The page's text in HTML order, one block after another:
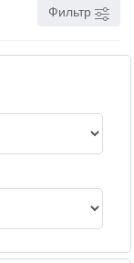
Фильтр